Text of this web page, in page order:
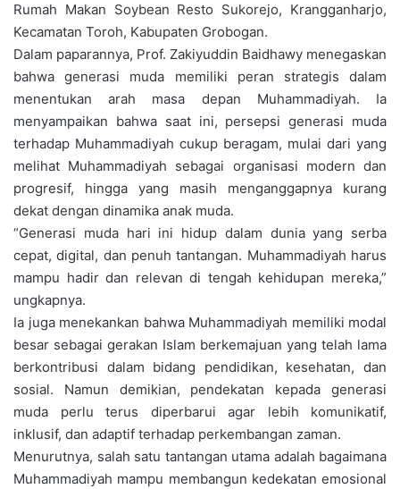
Rumah Makan Soybean Resto Sukorejo, Krangganharjo,
Kecamatan Toroh, Kabupaten Grobogan.
Dalam paparannya, Prof. Zakiyuddin Baidhawy menegaskan
bahwa generasi muda memiliki peran strategis dalam
menentukan arah masa depan Muhammadiyah. Ia
menyampaikan bahwa saat ini, persepsi generasi muda
terhadap Muhammadiyah cukup beragam, mulai dari yang
melihat Muhammadiyah sebagai organisasi modern dan
progresif, hingga yang masih menganggapnya kurang
dekat dengan dinamika anak muda.
“Generasi muda hari ini hidup dalam dunia yang serba
cepat, digital, dan penuh tantangan. Muhammadiyah harus
mampu hadir dan relevan di tengah kehidupan mereka,”
ungkapnya.
Ia juga menekankan bahwa Muhammadiyah memiliki modal
besar sebagai gerakan Islam berkemajuan yang telah lama
berkontribusi dalam bidang pendidikan, kesehatan, dan
sosial. Namun demikian, pendekatan kepada generasi
muda perlu terus diperbarui agar lebih komunikatif,
inklusif, dan adaptif terhadap perkembangan zaman.
Menurutnya, salah satu tantangan utama adalah bagaimana
Muhammadiyah mampu membangun kedekatan emosional